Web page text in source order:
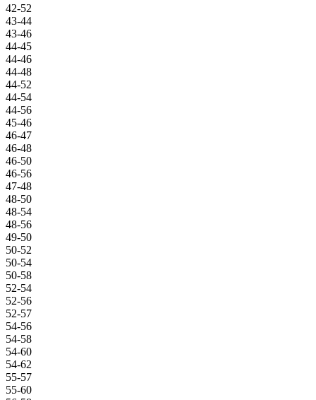
42-52
43-44
43-46
44-45
44-46
44-48
44-52
44-54
44-56
45-46
46-47
46-48
46-50
46-56
47-48
48-50
48-54
48-56
49-50
50-52
50-54
50-58
52-54
52-56
52-57
54-56
54-58
54-60
54-62
55-57
55-60